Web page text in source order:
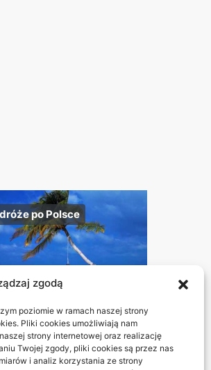
zgodą
poziomie w ramach naszej strony
Pliki cookies umożliwiają nam
strony internetowej oraz realizację
Twojej zgody, pliki cookies są przez nas
i analiz korzystania ze strony
po Polsce
Śląski:
szlaki na 1